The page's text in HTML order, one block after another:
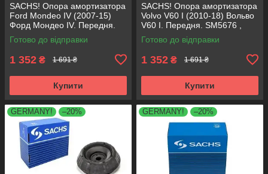
SACHS! Опора амортизатора
Ford Mondeo IV (2007-15)
Форд Мондео IV. Передня.
SM5676 , 803053 , KB652.30
Готово до відправки
1 352 ₴ 1 691 ₴
Купити
SACHS! Опора амортизатора
Volvo V60 I (2010-18) Вольво
V60 I. Передня. SM5676 ,
803053 , KB652.30
Готово до відправки
1 352 ₴ 1 691 ₴
Купити
GERMANY! –20% GERMANY! –20%